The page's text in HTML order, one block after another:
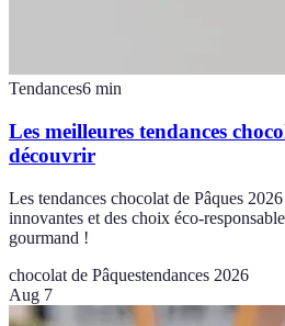
Tendances6 min
Les meilleures tendances
découvrir
Les tendances chocolat de Pâques
innovantes et des choix éco-
gourmand !
chocolat de Pâquestendances 2026
Aug 7